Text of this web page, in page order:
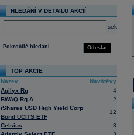
HLEDÁNÍ V DETAILU AKCIÍ
select
Odeslat
Pokročilé hledání
TOP AKCIE
Název
Návštěvy
Agilyx Rg
4
BWAQ Rg-A
2
iShares USD High Yield Corp
Bond UCITS ETF
12
Celsius
3